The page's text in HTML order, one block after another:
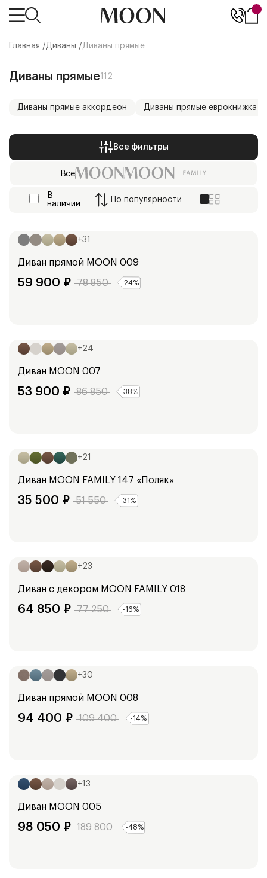
Главная /Диваны /Диваны прямые
Диваны прямые112
Диваны прямые аккордеон Диваны прямые еврокнижка
Все фильтры
Все
В
наличии
По популярности
+31
Диван прямой MOON 009
59 900 ₽ 78 850 -24%
+24
Диван MOON 007
53 900 ₽ 86 850 -38%
+21
Диван MOON FAMILY 147 «Поляк»
35 500 ₽ 51 550 -31 %
+23
Диван с декором MOON FAMILY 018
64 850 ₽ 77 250 -16%
+30
Диван прямой MOON 008
94 400 ₽ 109 400 -14%
+13
Диван MOON 005
98 050 ₽ 189 800 -48%